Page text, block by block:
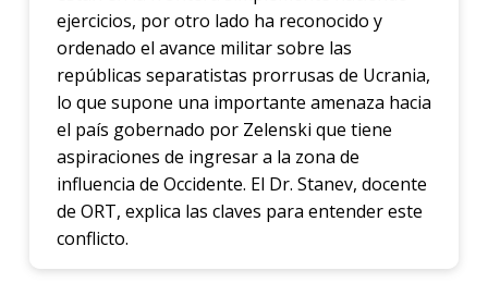
ejercicios, por otro lado ha reconocido y
ordenado el avance militar sobre las
repúblicas separatistas prorrusas de Ucrania,
lo que supone una importante amenaza hacia
el país gobernado por Zelenski que tiene
aspiraciones de ingresar a la zona de
influencia de Occidente. El Dr. Stanev, docente
de ORT, explica las claves para entender este
conflicto.